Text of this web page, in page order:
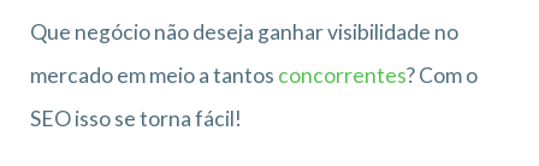
Que negócio não deseja ganhar visibilidade no
mercado em meio a tantos concorrentes? Com o
SEO isso se torna fácil!